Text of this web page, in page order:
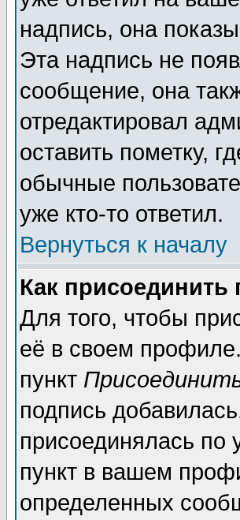
надпись, она
Эта надпись не
сообщение, она
отредактировал
оставить пометку,
обычные
уже кто-то ответил.
Вернуться к началу
Как
Для того, чтобы
её в своем
пункт
подпись
присоединялась по
пункт в вашем
определенных